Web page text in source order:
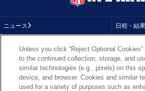
ニュース 日程・結果
コラム テレビ
画像
チーム 順位表
Unless you click “Reject Optional
to the continued collection, storage, and
similar technologies (e.g., pixels) on this
device, and browser. Cookies and similar
used for a variety of purposes such as